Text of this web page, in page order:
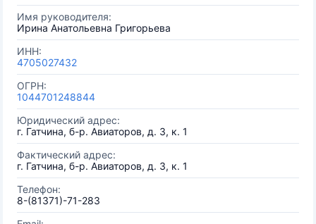
Имя руководителя:
Ирина Анатольевна Григорьева
ИНН:
4705027432
ОГРН:
1044701248844
Юридический адрес:
г. Гатчина, б-р. Авиаторов, д. 3, к. 1
Фактический адрес:
г. Гатчина, б-р. Авиаторов, д. 3, к. 1
Телефон:
8-(81371)-71-283